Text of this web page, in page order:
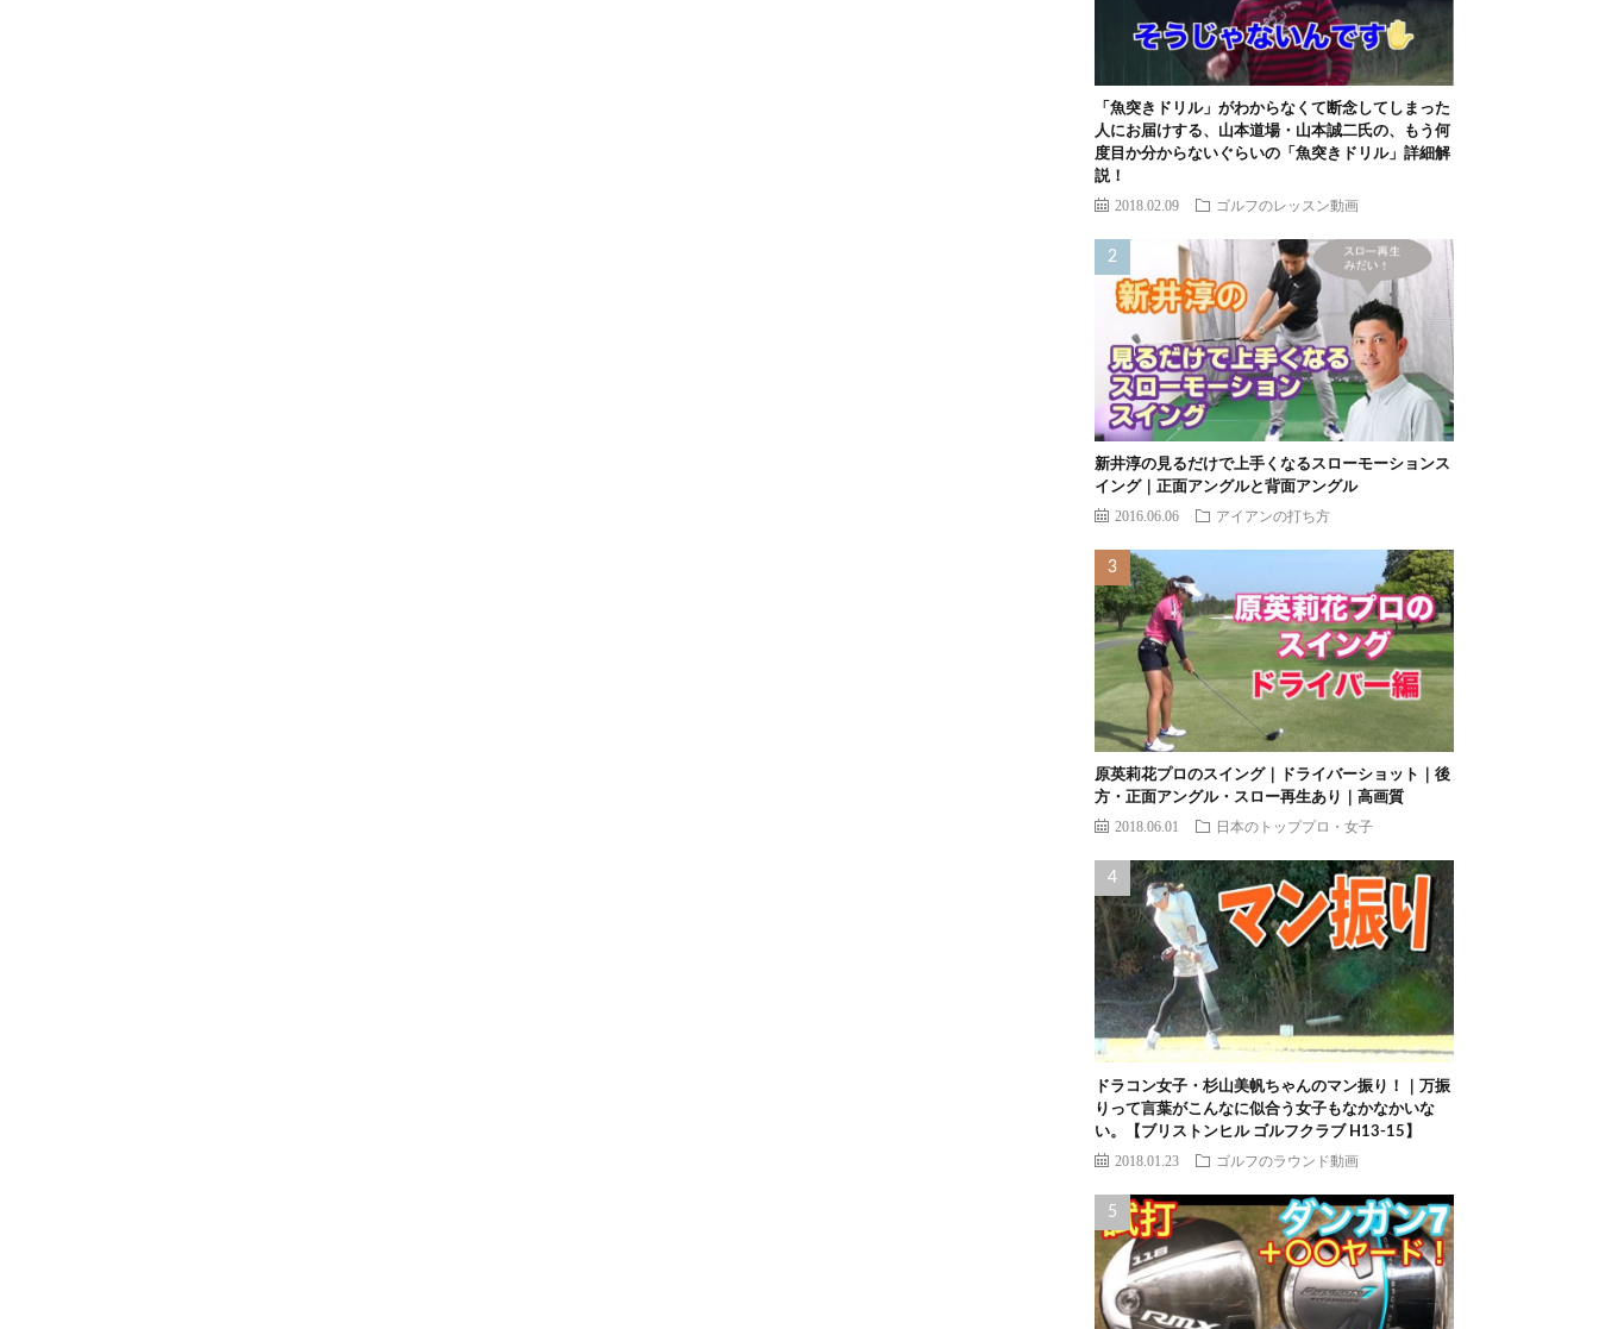
「魚突きドリル」がわからなくて断念してしまった
人にお届けする、山本道場・山本誠二氏の、もう何
度目か分からないぐらいの「魚突きドリル」詳細解
説！
2018.02.09 ゴルフのレッスン動画
新井淳の見るだけで上手くなるスローモーションス
イング｜正面アングルと背面アングル
2016.06.06 アイアンの打ち方
原英莉花プロのスイング｜ドライバーショット｜後
方・正面アングル・スロー再生あり｜高画質
2018.06.01 日本のトッププロ・女子
ドラコン女子・杉山美帆ちゃんのマン振り！｜万振
りって言葉がこんなに似合う女子もなかなかいな
い。【ブリストンヒル ゴルフクラブ H13-15】
2018.01.23 ゴルフのラウンド動画